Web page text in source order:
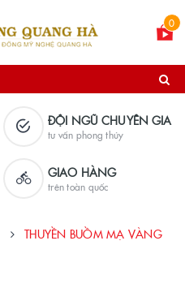
0
ĐỘI NGŨ CHUYÊN GIA
tư vấn phong thủy
GIAO HÀNG
trên toàn quốc
THUYỀN BUỒM MẠ VÀNG